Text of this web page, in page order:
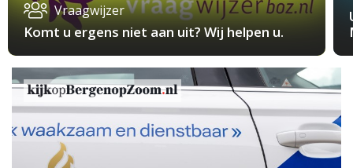
Vraagwijzer
Komt u ergens niet aan uit? Wij helpen u.